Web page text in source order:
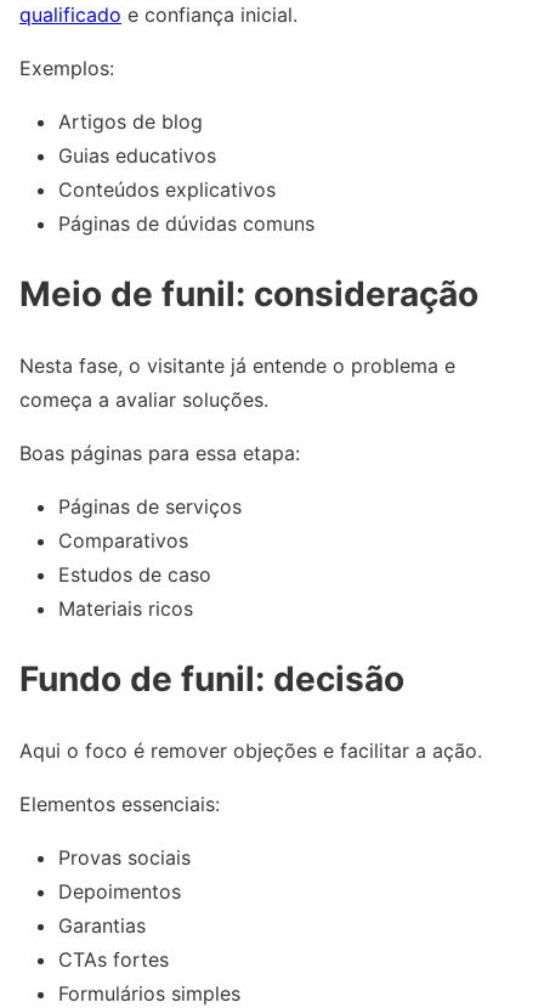
qualificado e confiança inicial.
Exemplos:
Artigos de blog
Guias educativos
Conteúdos explicativos
Páginas de dúvidas comuns
Meio de funil: consideração
Nesta fase, o visitante já entende o problema e
começa a avaliar soluções.
Boas páginas para essa etapa:
Páginas de serviços
Comparativos
Estudos de caso
Materiais ricos
Fundo de funil: decisão
Aqui o foco é remover objeções e facilitar a ação.
Elementos essenciais:
Provas sociais
Depoimentos
Garantias
CTAs fortes
Formulários simples